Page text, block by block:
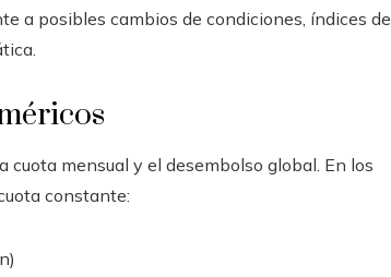
a posibles cambios de condiciones, índices de
mensual y el desembolso global. En los
constante: